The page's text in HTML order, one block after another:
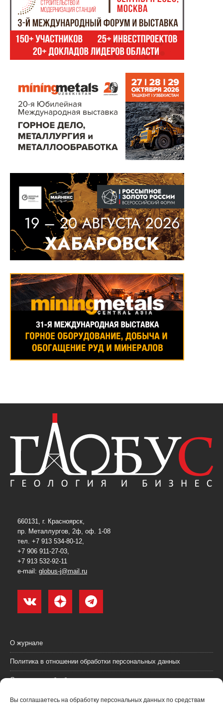
Вы соглашаетесь на обработку персональных данных по средствам
660131, г. Красноярск,
пр. Металлургов, 2ф, оф. 1-08
тел. +7 913 534-80-12,
+7 906 911-27-03,
+7 913 532-92-11
e-mail: globus-j@mail.ru
О журнале
Политика в отношении обработки персональных данных
Согласие на обработку персональных данных
Пользовательское соглашение (оферта)